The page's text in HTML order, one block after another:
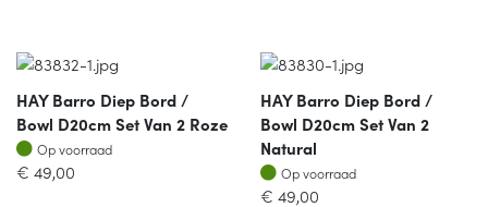
HAY Barro Diep Bord /
Bowl D20cm Set Van 2 Roze
Op voorraad
Op voorraad
€ 49,00
HAY Barro Diep Bord /
Bowl D20cm Set Van 2
Natural
Op voorraad
Op voorraad
€ 49,00